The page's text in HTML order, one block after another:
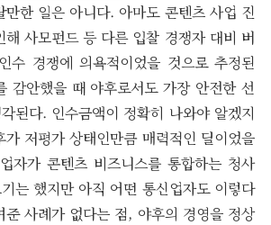
한 일은 아니다. 아마도 콘텐츠 사업 진
사모펀드 등 다른 입찰 경쟁자 대비 버
수 경쟁에 의욕적이었을 것으로 추정된
감안했을 때 야후로서도 가장 안전한 선
된다. 인수금액이 정확히 나와야 알겠지
저평가 상태인만큼 매력적인 딜이었을
자가 콘텐츠 비즈니스를 통합하는 청사
는 했지만 아직 어떤 통신업자도 이렇다
사례가 없다는 점, 야후의 경영을 정상